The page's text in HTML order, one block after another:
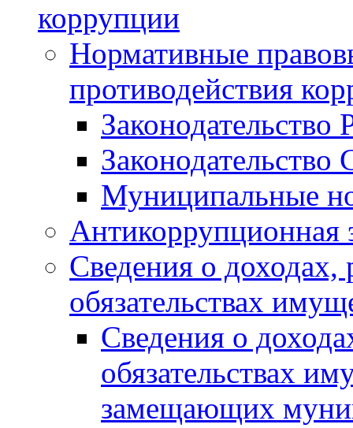
коррупции
Нормативные
противодействия
Законодательство
Муниципальные
Антикоррупционная
Сведения о доходах,
обязательствах
Сведения о
обязательствах
замещающих